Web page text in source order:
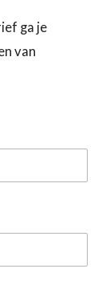
ga je
van